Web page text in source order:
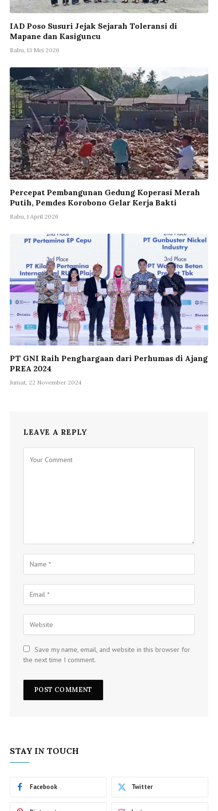
IAD Poso Susuri Jejak Sejarah Toleransi di
Mapane dan Kasiguncu
Rabu, 13 Mei 2026
Percepat Pembangunan Gedung Koperasi Merah
Putih, Pemdes Korobono Gelar Kerja Bakti
Rabu, 1 April 2026
PT GNI Raih Penghargaan dari Perhumas di Ajang
PREA 2024
Jumat, 22 November 2024
LEAVE A REPLY
Save my name, email, and website in this browser for
the next time I comment.
STAY IN TOUCH
Facebook Twitter